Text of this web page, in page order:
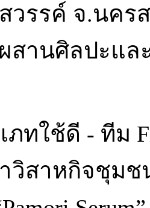
วรรค์ จ.นค
สานศิลปะแ
ช้ดี - ทีม
สาหกิจชุมช